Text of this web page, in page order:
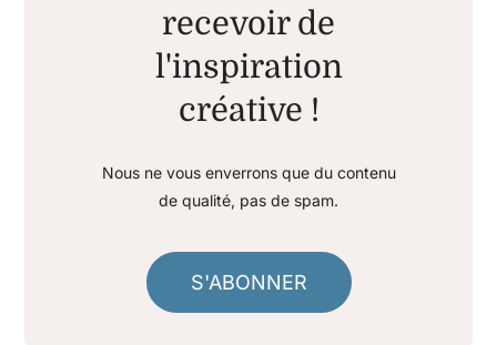
recevoir de
l'inspiration
créative !
Nous ne vous enverrons que du contenu
de qualité, pas de spam.
S'ABONNER